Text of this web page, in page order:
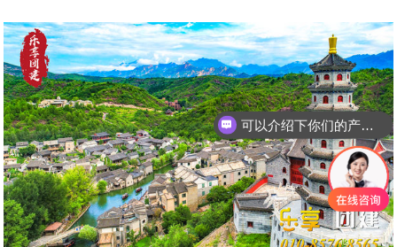
可以介绍下你们的产品么